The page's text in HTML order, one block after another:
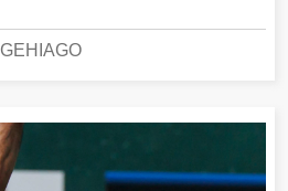
GEHIAGO